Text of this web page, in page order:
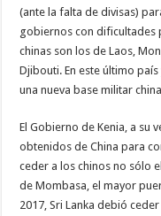
(ante la falta de divisas)
gobiernos con dificultades
chinas son los de Laos,
Djibouti. En este último
una nueva base militar
El Gobierno de Kenia, a su
obtenidos de China para
ceder a los chinos no sólo
de Mombasa, el mayor
2017, Sri Lanka debió